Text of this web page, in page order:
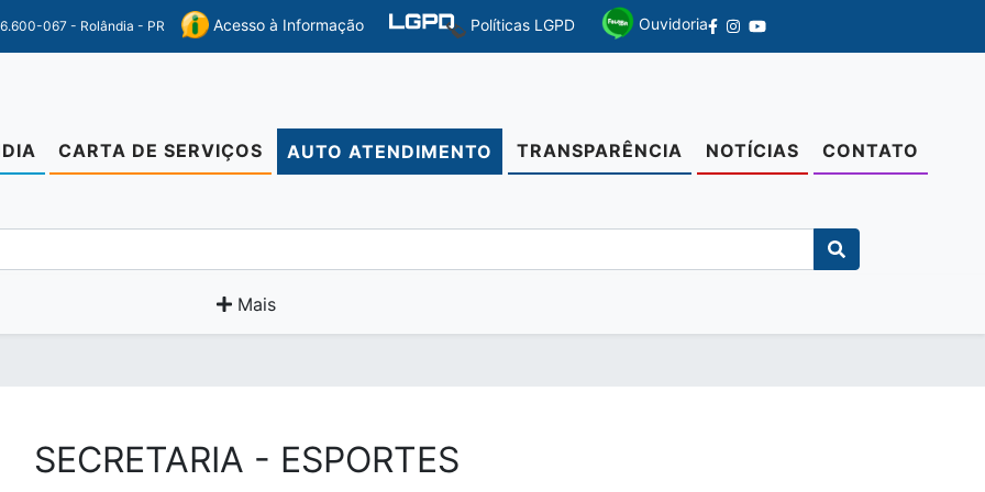
067 - Rolândia - PR Acesso à Informação Políticas LGPD Ouvidoria
CARTA DE SERVIÇOS AUTO ATENDIMENTO TRANSPARÊNCIA NOTÍCIAS CONTATO
Mais
SECRETARIA - ESPORTES